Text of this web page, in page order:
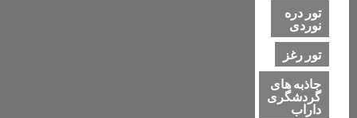
تور دره
نوردی
تور رغز
جاذبه های
گردشگری
داراب